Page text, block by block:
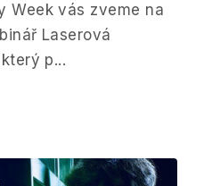
Week vás zveme na
Laserová
p...